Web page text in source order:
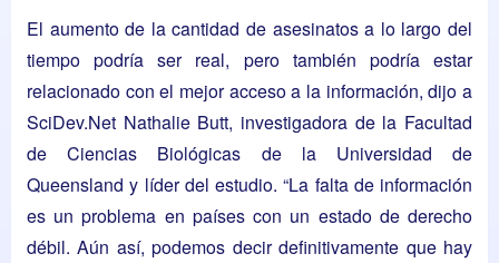
El aumento de la cantidad de asesinatos a lo largo del
tiempo podría ser real, pero también podría estar
relacionado con el mejor acceso a la información, dijo a
SciDev.Net Nathalie Butt, investigadora de la Facultad
de Ciencias Biológicas de la Universidad de
Queensland y líder del estudio. “La falta de información
es un problema en países con un estado de derecho
débil. Aún así, podemos decir definitivamente que hay